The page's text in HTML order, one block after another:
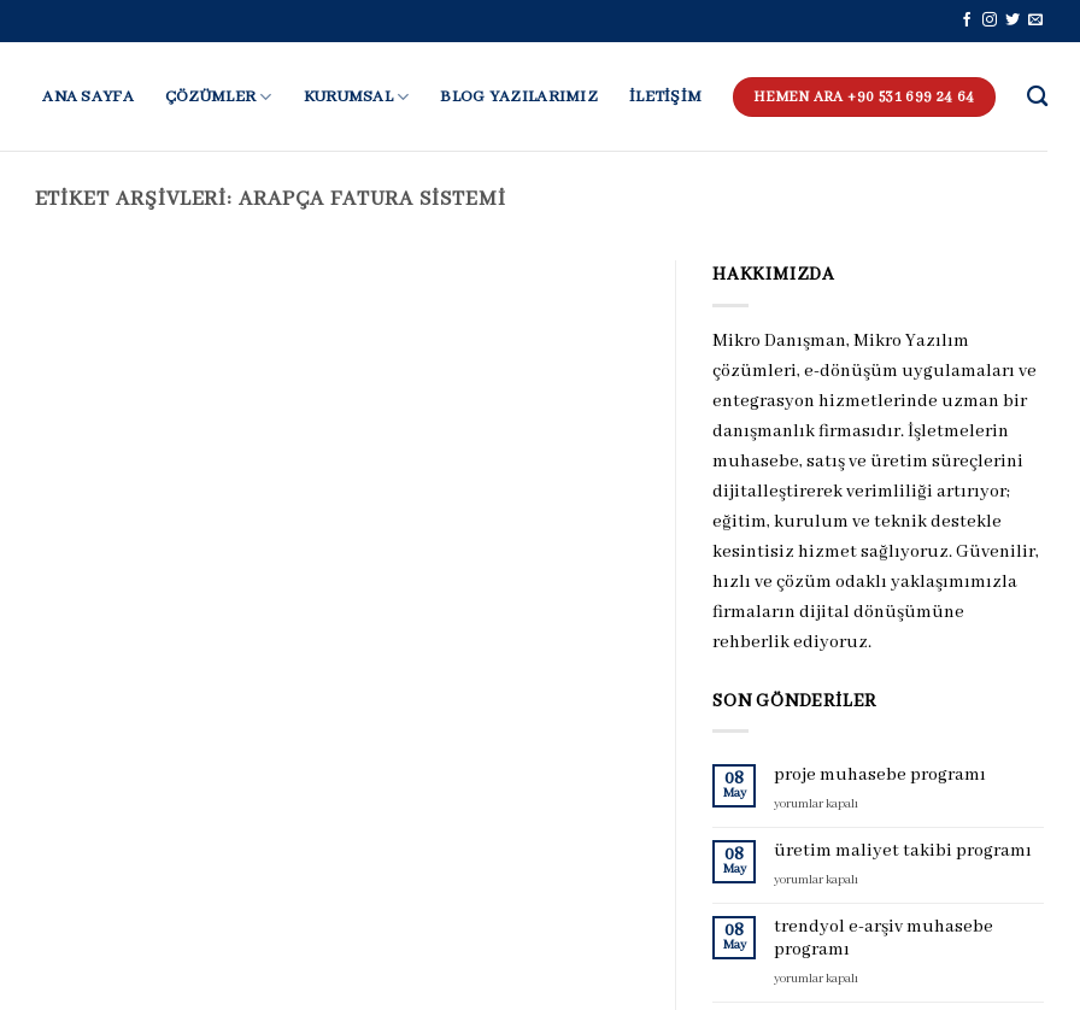
ANA SAYFA ÇÖZÜMLER KURUMSAL BLOG YAZILARIMIZ İLETİŞİM HEMEN ARA +90 531 699 24 64
ETIKET ARŞIVLERI:ARAPÇA FATURA SISTEMI
HAKKIMIZDA
Mikro Danışman, Mikro Yazılım
çözümleri, e-dönüşüm uygulamaları ve
entegrasyon hizmetlerinde uzman bir
danışmanlık firmasıdır. İşletmelerin
muhasebe, satış ve üretim süreçlerini
dijitalleştirerek verimliliği artırıyor;
eğitim, kurulum ve teknik destekle
kesintisiz hizmet sağlıyoruz. Güvenilir,
hızlı ve çözüm odaklı yaklaşımımızla
firmaların dijital dönüşümüne
rehberlik ediyoruz.
SON GÖNDERILER
08
May
proje muhasebe programı
proje
programı
yorumlar kapalı
08
May
üretim maliyet takibi programı
üretim
takibi
için
yorumlar kapalı
08
May
trendyol e-arşiv muhasebe
programı
trendyol
yorumlar kapalı